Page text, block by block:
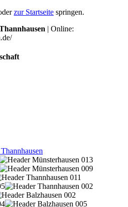
zur Startseite springen.
| Online: